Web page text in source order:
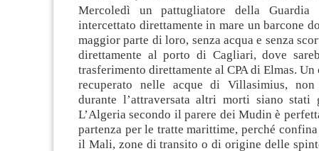
Mercoledì un pattugliatore della
intercettato direttamente in mare un barcone
maggior parte di loro, senza acqua e senza
direttamente al porto di Cagliari, dove
trasferimento direttamente al CPA di Elmas. Un
recuperato nelle acque di Villasimius,
durante l’attraversata altri morti siano stati
L’Algeria secondo il parere dei Mudin è
partenza per le tratte marittime, perché
il Mali, zone di transito o di origine delle